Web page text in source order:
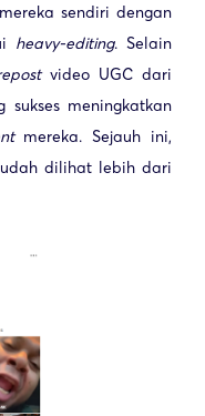
sendiri dengan
heavy-editing. Selain
video UGC dari
meningkatkan
mereka. Sejauh ini,
dilihat lebih dari